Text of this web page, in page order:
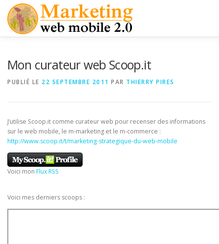
contenu
INTERVIEWS
Mon curateur web Scoop.it
PUBLIÉ LE 22 SEPTEMBRE 2011 PAR THIERRY PIRES
J’utilise Scoop.it comme curateur web pour recenser des informations
sur le web mobile, le m-marketing et le m-commerce :
http://www.scoop.it/t/marketing-strategique-du-web-mobile
Voici mon Flux RSS
Voici mes derniers scoops :